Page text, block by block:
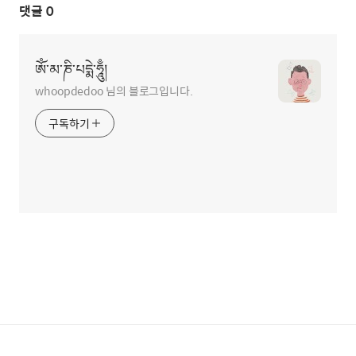
댓글 0
ཨོཾ་མ་ཎི་པདྨེ་ཧཱུྃ།
whoopdedoo 님의 블로그입니다.
구독하기